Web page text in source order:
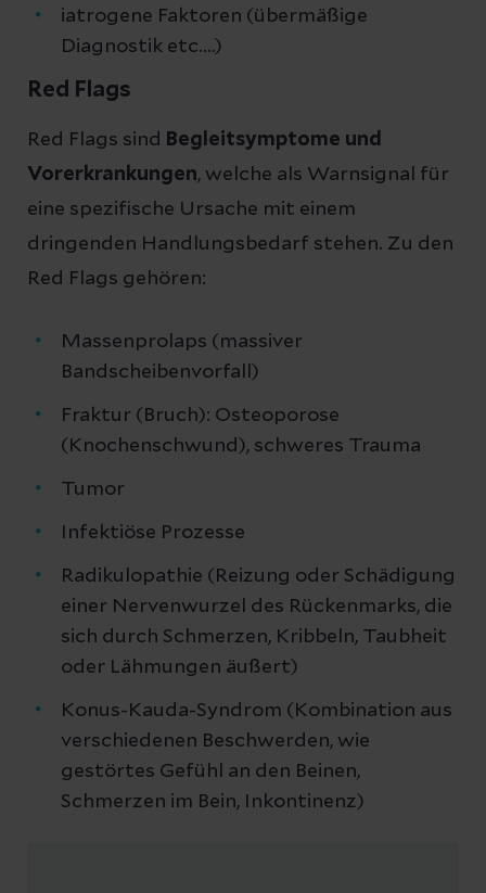
iatrogene Faktoren (übermäßige
Diagnostik etc.…)
Red Flags
Red Flags sind
Begleitsymptome und
Vorerkrankungen, welche als Warnsignal für
eine spezifische Ursache mit einem
dringenden Handlungsbedarf stehen. Zu den
Red Flags gehören:
Massenprolaps (massiver
Bandscheibenvorfall)
Fraktur (Bruch): Osteoporose
(Knochenschwund), schweres Trauma
Tumor
Infektiöse Prozesse
Radikulopathie (Reizung oder Schädigung
einer Nervenwurzel des Rückenmarks, die
sich durch Schmerzen, Kribbeln, Taubheit
oder Lähmungen äußert)
Konus-Kauda-Syndrom (Kombination aus
verschiedenen Beschwerden, wie
gestörtes Gefühl an den Beinen,
Schmerzen im Bein, Inkontinenz)